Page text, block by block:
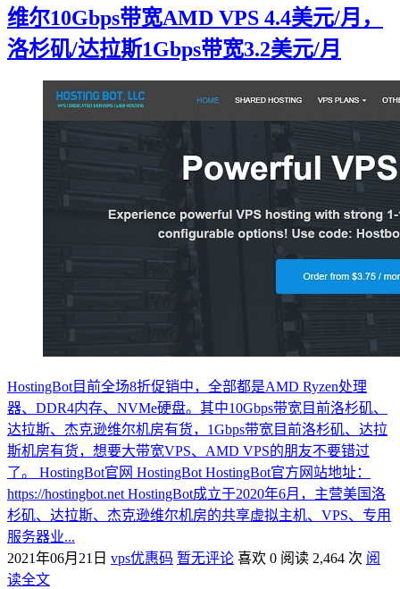
维尔10Gbps带宽AMD VPS 4.4美元/月，
洛杉矶/达拉斯1Gbps带宽3.2美元/月
HostingBot目前全场8折促销中，全部都是AMD Ryzen处理
器、DDR4内存、NVMe硬盘。其中10Gbps带宽目前洛杉矶、
达拉斯、杰克逊维尔机房有货，1Gbps带宽目前洛杉矶、达拉
斯机房有货，想要大带宽VPS、AMD VPS的朋友不要错过
了。 HostingBot官网 HostingBot HostingBot官方网站地址：
https://hostingbot.net HostingBot成立于2020年6月，主营美国洛
杉矶、达拉斯、杰克逊维尔机房的共享虚拟主机、VPS、专用
服务器业...
2021年06月21日 vps优惠码 暂无评论 喜欢 0 阅读 2,464 次 阅
读全文